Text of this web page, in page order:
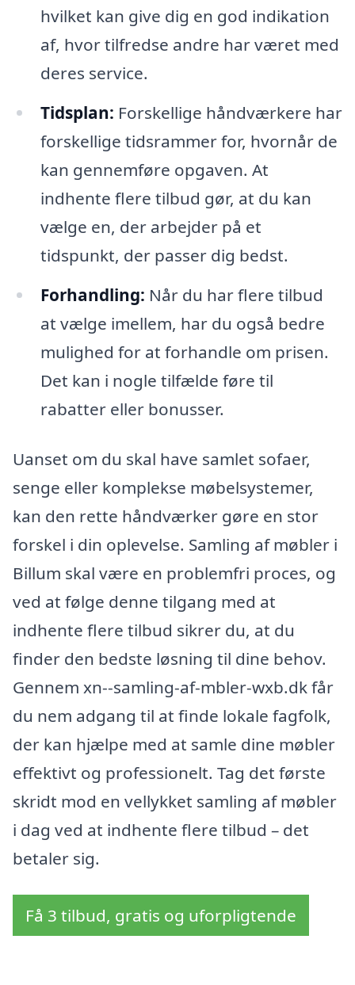
hvilket kan give dig en god indikation
af, hvor tilfredse andre har været med
deres service.
Tidsplan: Forskellige håndværkere har
forskellige tidsrammer for, hvornår de
kan gennemføre opgaven. At
indhente flere tilbud gør, at du kan
vælge en, der arbejder på et
tidspunkt, der passer dig bedst.
Forhandling: Når du har flere tilbud
at vælge imellem, har du også bedre
mulighed for at forhandle om prisen.
Det kan i nogle tilfælde føre til
rabatter eller bonusser.
Uanset om du skal have samlet sofaer,
senge eller komplekse møbelsystemer,
kan den rette håndværker gøre en stor
forskel i din oplevelse. Samling af møbler i
Billum skal være en problemfri proces, og
ved at følge denne tilgang med at
indhente flere tilbud sikrer du, at du
finder den bedste løsning til dine behov.
Gennem xn--samling-af-mbler-wxb.dk får
du nem adgang til at finde lokale fagfolk,
der kan hjælpe med at samle dine møbler
effektivt og professionelt. Tag det første
skridt mod en vellykket samling af møbler
i dag ved at indhente flere tilbud – det
betaler sig.
Få 3 tilbud, gratis og uforpligtende